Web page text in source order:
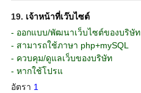
19. เจ้าหน้าที่เว๊บไซต์
- ออกแบบ/พัฒนาเว็บไซต์ของบริษัท
- สามารถใช้ภาษา php+mySQL
- ควบคุม/ดูแลเว็บของบริษัท
- หากใช้โปรแ
อัตรา 1